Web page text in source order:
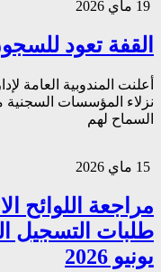
القفة تعود
أعلنت المندوبية العامة
نزلاء المؤسسات السجنية
السماح لهم
مراجعة اللوائح
يونيو 2026